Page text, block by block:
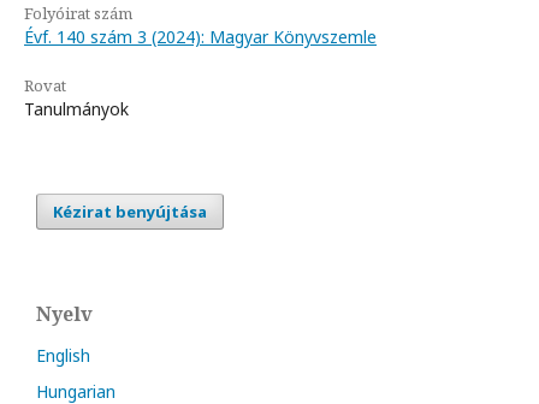
Folyóirat szám
Évf. 140 szám 3 (2024): Magyar Könyvszemle
Rovat
Tanulmányok
Kézirat benyújtása
Nyelv
English
Hungarian